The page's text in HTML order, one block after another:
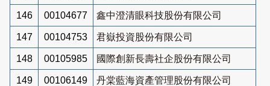
146 00104677 鑫中澄清眼科技股份有限公司
147 00104753 君嶽投資股份有限公司
148 00105985 國際創新長壽社企股份有限公司
149 00106149 丹棠藍海資產管理股份有限公司